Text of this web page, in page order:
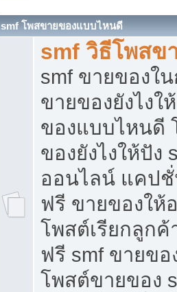
smf โพสขายของแบบไหนดี
smf วิธีโพสข
smf ขายของใ
ขายของยังไง
ของแบบไหนดี
ของยังไงให้ปั
ออนไลน์ แคป
ฟรี ขายของให้
โพสต์เรียกลูกค้
ฟรี smf ขายขอ
โพสต์ขายของ